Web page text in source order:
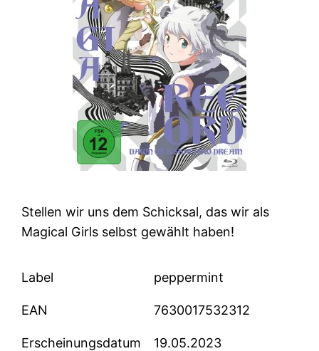
Stellen wir uns dem Schicksal, das wir als
Magical Girls selbst gewählt haben!
Label peppermint
EAN 7630017532312
Erscheinungsdatum 19.05.2023